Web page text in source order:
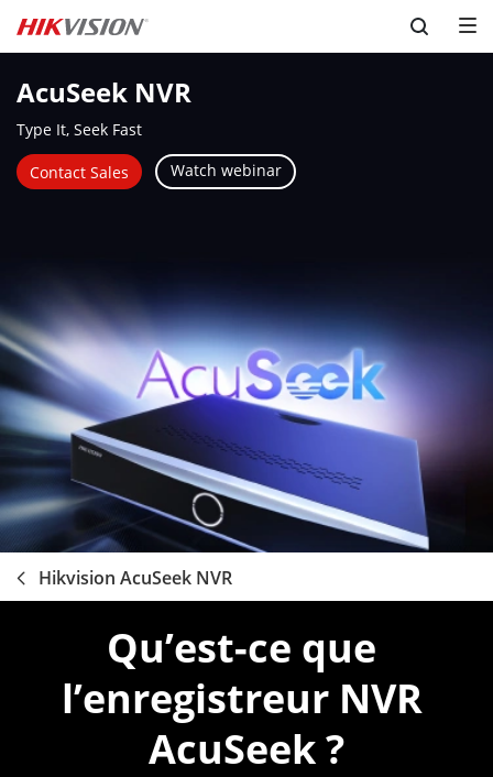
Skip to content
AcuSeek NVR
Type It, Seek Fast
Contact Sales Watch webinar
Hikvision AcuSeek NVR
Qu’est-ce que
l’enregistreur NVR
AcuSeek ?